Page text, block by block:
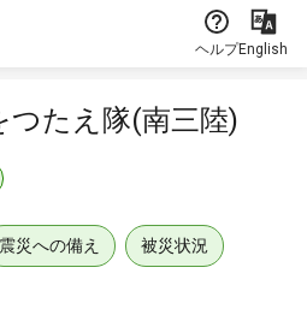
ヘルプEnglish
つたえ隊(南三陸)
震災への備え 被災状況